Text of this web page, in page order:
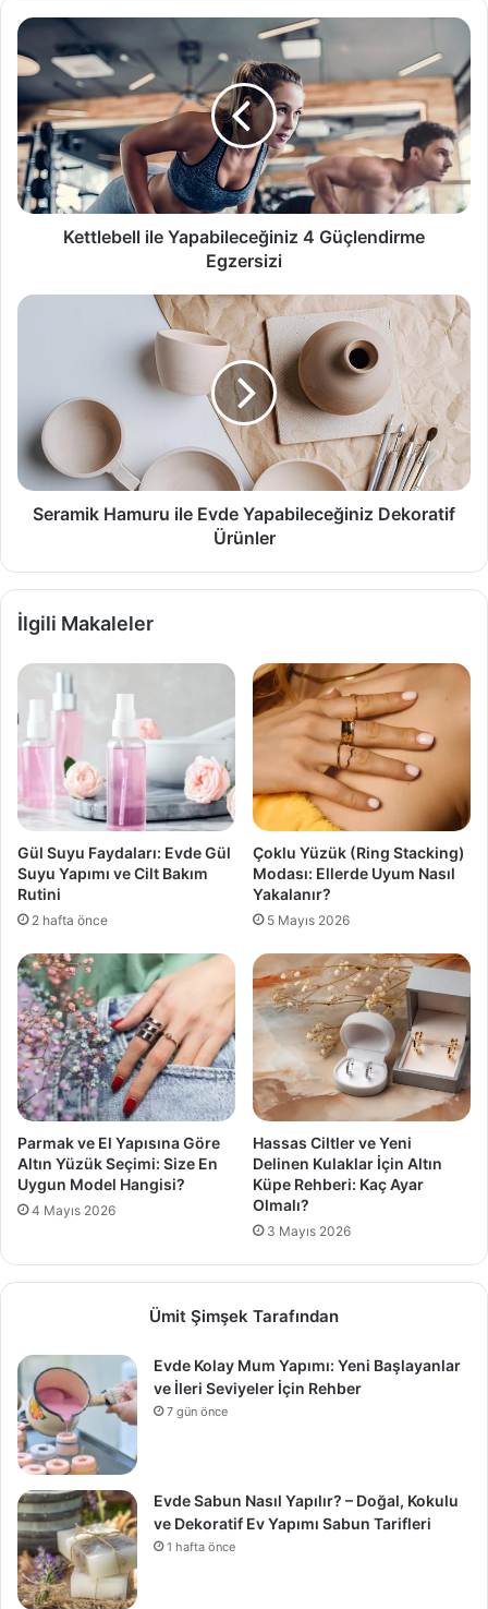
Kettlebell
ile
Yapabileceğiniz
4
Güçlendirme
Egzersizi
Kettlebell ile Yapabileceğiniz 4 Güçlendirme
Egzersizi
Seramik
Yapabileceğiniz
Dekoratif
Ürünler
Seramik Hamuru ile Evde Yapabileceğiniz Dekoratif
Ürünler
İlgili Makaleler
Gül Suyu Faydaları: Evde Gül
Suyu Yapımı ve Cilt Bakım
Rutini
2 hafta önce
Çoklu Yüzük (Ring Stacking)
Modası: Ellerde Uyum Nasıl
Yakalanır?
5 Mayıs 2026
Parmak ve El Yapısına Göre
Altın Yüzük Seçimi: Size En
Uygun Model Hangisi?
4 Mayıs 2026
Hassas Ciltler ve Yeni
Delinen Kulaklar İçin Altın
Küpe Rehberi: Kaç Ayar
Olmalı?
3 Mayıs 2026
Ümit Şimşek Tarafından
Evde Kolay Mum Yapımı: Yeni Başlayanlar
ve İleri Seviyeler İçin Rehber
7 gün önce
Evde Sabun Nasıl Yapılır? – Doğal, Kokulu
ve Dekoratif Ev Yapımı Sabun Tarifleri
1 hafta önce